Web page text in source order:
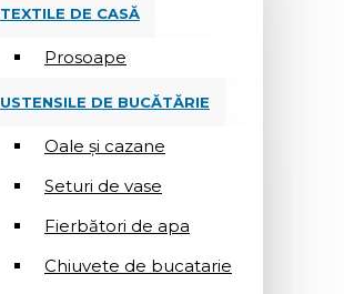
TEXTILE DE CASĂ
Prosoape
USTENSILE DE BUCĂTĂRIE
Oale și cazane
Seturi de vase
Fierbători de apa
Chiuvete de bucatarie